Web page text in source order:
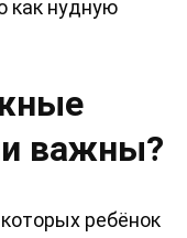
как нудную
важны?
ребёнок